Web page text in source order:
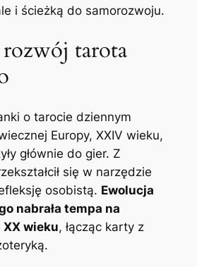
i ścieżką do samorozwoju.
tarota
o tarocie dziennym
Europy, XXIV wieku,
głównie do gier. Z
się w narzędzie
osobistą. Ewolucja
nabrała tempa na
XX wieku, łącząc karty z